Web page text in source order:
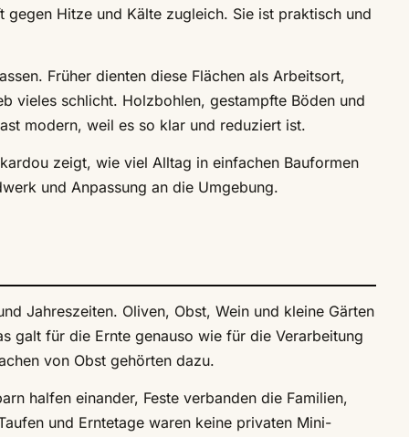
Hitze und Kälte zugleich. Sie ist praktisch und
Früher dienten diese Flächen als Arbeitsort,
vieles schlicht. Holzbohlen, gestampfte Böden und
modern, weil es so klar und reduziert ist.
zeigt, wie viel Alltag in einfachen Bauformen
und Anpassung an die Umgebung.
Jahreszeiten. Oliven, Obst, Wein und kleine Gärten
galt für die Ernte genauso wie für die Verarbeitung
von Obst gehörten dazu.
halfen einander, Feste verbanden die Familien,
und Erntetage waren keine privaten Mini-